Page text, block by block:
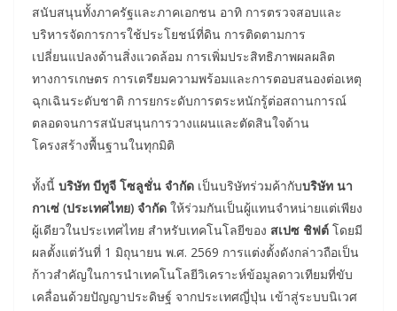
สนับสนุนทั้งภาครัฐและภาคเอกชน อาทิ การตรวจสอบและ
บริหารจัดการการใช้ประโยชน์ที่ดิน การติดตามการ
เปลี่ยนแปลงด้านสิ่งแวดล้อม การเพิ่มประสิทธิภาพผลผลิต
ทางการเกษตร การเตรียมความพร้อมและการตอบสนองต่อเหตุ
ฉุกเฉินระดับชาติ การยกระดับการตระหนักรู้ต่อสถานการณ์
ตลอดจนการสนับสนุนการวางแผนและตัดสินใจด้าน
โครงสร้างพื้นฐานในทุกมิติ
ทั้งนี้ บริษัท บีทูจี โซลูชั่น จำกัด เป็นบริษัทร่วมค้ากับบริษัท นา
กาเซ่ (ประเทศไทย) จำกัด ให้ร่วมกันเป็นผู้แทนจำหน่ายแต่เพียง
ผู้เดียวในประเทศไทย สำหรับเทคโนโลยีของ สเปซ ชิฟต์ โดยมี
ผลตั้งแต่วันที่ 1 มิถุนายน พ.ศ. 2569 การแต่งตั้งดังกล่าวถือเป็น
ก้าวสำคัญในการนำเทคโนโลยีวิเคราะห์ข้อมูลดาวเทียมที่ขับ
เคลื่อนด้วยปัญญาประดิษฐ์ จากประเทศญี่ปุ่น เข้าสู่ระบบนิเวศ